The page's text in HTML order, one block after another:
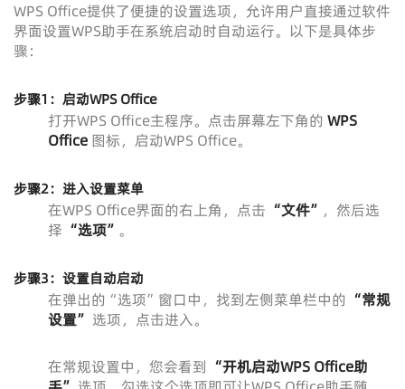
WPS Office提供了便捷的设置选项，允许用户直接通过软件
界面设置WPS助手在系统启动时自动运行。以下是具体步
骤：
步骤1：启动WPS Office
打开WPS Office主程序。点击屏幕左下角的 WPS
Office图标，启动WPS Office。
步骤2：进入设置菜单
在WPS Office界面的右上角，点击 “文件” ，然后选
择 “选项” 。
步骤3：设置自动启动
在弹出的“选项”窗口中，找到左侧菜单栏中的 “常规
设置” 选项，点击进入。
在常规设置中，您会看到 “开机启动WPS Office助